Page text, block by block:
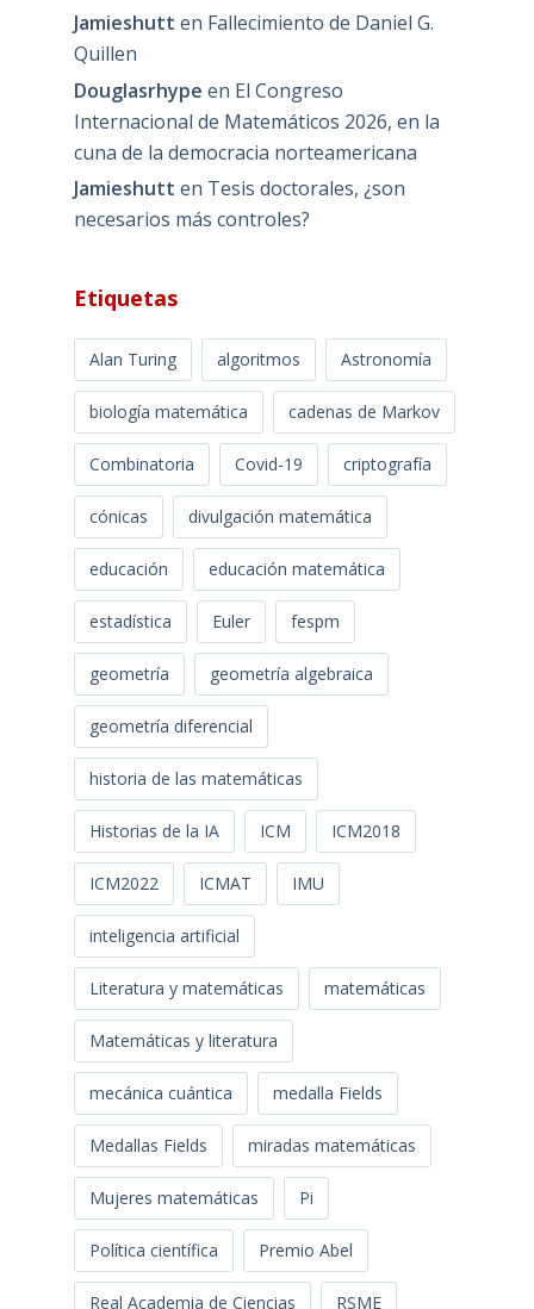
Jamieshutt en Fallecimiento de Daniel G.
Quillen
Douglasrhype en El Congreso
Internacional de Matemáticos 2026, en la
cuna de la democracia norteamericana
Jamieshutt en Tesis doctorales, ¿son
necesarios más controles?
Etiquetas
Alan Turing algoritmos Astronomía
biología matemática cadenas de Markov
Combinatoria Covid-19 criptografía
cónicas divulgación matemática
educación educación matemática
estadística Euler fespm
geometría geometría algebraica
geometría diferencial
historia de las matemáticas
Historias de la IA ICM ICM2018
ICM2022 ICMAT IMU
inteligencia artificial
Literatura y matemáticas matemáticas
Matemáticas y literatura
mecánica cuántica medalla Fields
Medallas Fields miradas matemáticas
Mujeres matemáticas Pi
Política científica Premio Abel
Real Academia de Ciencias RSME